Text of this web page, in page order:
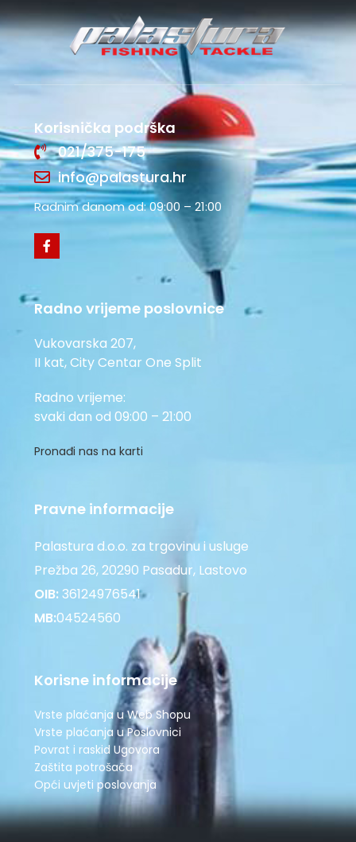
Korisnička podrška
021/375-175
info@palastura.hr
Radnim danom od: 09:00 – 21:00
Radno vrijeme poslovnice
Vukovarska 207,
II kat, City Centar One Split
Radno vrijeme:
svaki dan od 09:00 – 21:00
Pronađi nas na karti
Pravne informacije
Palastura d.o.o. za trgovinu i usluge
Prežba 26, 20290 Pasadur, Lastovo
OIB:36124976541
MB:04524560
Korisne informacije
Vrste plaćanja u Web Shopu
Vrste plaćanja u Poslovnici
Povrat i raskid Ugovora
Zaštita potrošača
Opći uvjeti poslovanja